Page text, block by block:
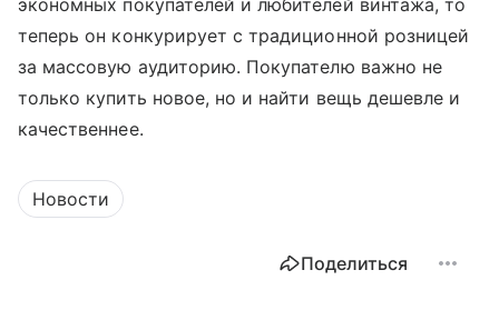
экономных покупателей и любителей винтажа, то
теперь он конкурирует с традиционной розницей
за массовую аудиторию. Покупателю важно не
только купить новое, но и найти вещь дешевле и
качественнее.
Новости
Поделиться